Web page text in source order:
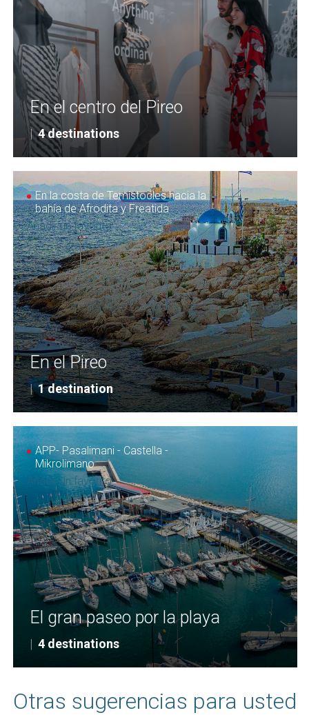
En el centro del Pireo
| 4 destinations
En la costa de Temístocles hacia la
bahía de Afrodita y Freatida
Añadir un favorito
En el Pireo
| 1 destination
APP- Pasalimani - Castella -
Mikrolimano
Añadir un favorito
El gran paseo por la playa
| 4 destinations
Otras sugerencias para usted